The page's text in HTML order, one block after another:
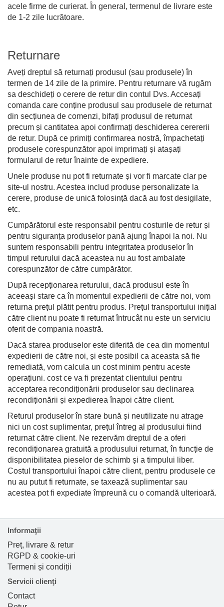
acele firme de curierat. În general, termenul de livrare este
de 1-2 zile lucrătoare.
Returnare
Aveți dreptul să returnați produsul (sau produsele) în
termen de 14 zile de la primire. Pentru returnare vă rugăm
sa deschideți o cerere de retur din contul Dvs. Accesați
comanda care conține produsul sau produsele de returnat
din secțiunea de comenzi, bifați produsul de returnat
precum și cantitatea apoi confirmați deschiderea cerererii
de retur. După ce primiți confirmarea nostră, împachetați
produsele corespunzător apoi imprimați și atașați
formularul de retur înainte de expediere.
Unele produse nu pot fi returnate și vor fi marcate clar pe
site-ul nostru. Acestea includ produse personalizate la
cerere, produse de unică folosință dacă au fost desigilate,
etc.
Cumpărătorul este responsabil pentru costurile de retur și
pentru siguranța produselor pană ajung înapoi la noi. Nu
suntem responsabili pentru integritatea produselor în
timpul returului dacă aceastea nu au fost ambalate
corespunzător de către cumpărător.
După recepționarea returului, dacă produsul este în
aceeași stare ca în momentul expedierii de către noi, vom
returna prețul plătit pentru produs. Prețul transportului inițial
către client nu poate fi returnat întrucât nu este un serviciu
oferit de compania noastră.
Dacă starea produselor este diferită de cea din momentul
expedierii de către noi, și este posibil ca aceasta să fie
remediată, vom calcula un cost minim pentru aceste
operațiuni. cost ce va fi prezentat clientului pentru
acceptarea recondiționării produselor sau declinarea
recondiționării și expedierea înapoi către client.
Returul produselor în stare bună și neutilizate nu atrage
nici un cost suplimentar, prețul întreg al produsului fiind
returnat către client. Ne rezervăm dreptul de a oferi
recondiționarea gratuită a produsului returnat, în funcție de
disponibilitatea pieselor de schimb și a timpului liber.
Costul transportului înapoi către client, pentru produsele ce
nu au putut fi returnate, se taxează suplimentar sau
acestea pot fi expediate împreună cu o comandă ulterioară.
Informaţii
Preț, livrare & retur
RGPD & cookie-uri
Termeni și condiții
Servicii clienţi
Contact